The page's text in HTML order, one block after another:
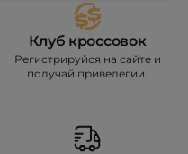
Клуб кроссовок
Регистрируйся на сайте и
получай привелегии.